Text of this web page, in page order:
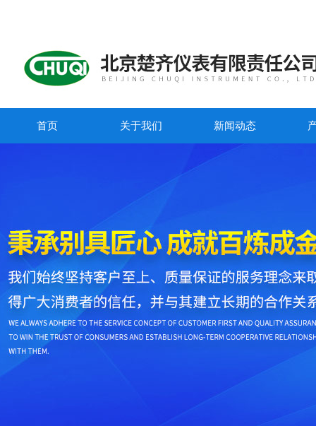
首页 关于我们 新闻动态